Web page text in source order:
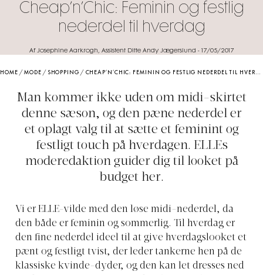
Cheap’n’Chic: Feminin og festlig
nederdel til hverdag
Af Josephine Aarkrogh, Assistent Ditte Andy Jægerslund - 17/05/2017
HOME /MODE / SHOPPING / CHEAP’N’CHIC: FEMININ OG FESTLIG NEDERDEL TIL HVERDAG
Man kommer ikke uden om midi-skirtet
denne sæson, og den pæne nederdel er
et oplagt valg til at sætte et feminint og
festligt touch på hverdagen. ELLEs
moderedaktion guider dig til looket på
budget her.
Vi er ELLE-vilde med den løse midi-nederdel, da
den både er feminin og sommerlig. Til hverdag er
den fine nederdel ideel til at give hverdagslooket et
pænt og festligt tvist, der leder tankerne hen på de
klassiske kvinde-dyder, og den kan let dresses ned